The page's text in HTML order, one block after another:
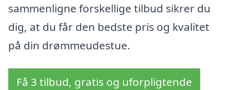
sammenligne forskellige tilbud sikrer du
dig, at du får den bedste pris og kvalitet
på din drømmeudestue.
Få 3 tilbud, gratis og uforpligtende